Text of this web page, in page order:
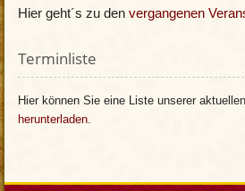
Hier geht´s zu den vergangenen
Terminliste
Hier können Sie eine Liste unserer
herunterladen